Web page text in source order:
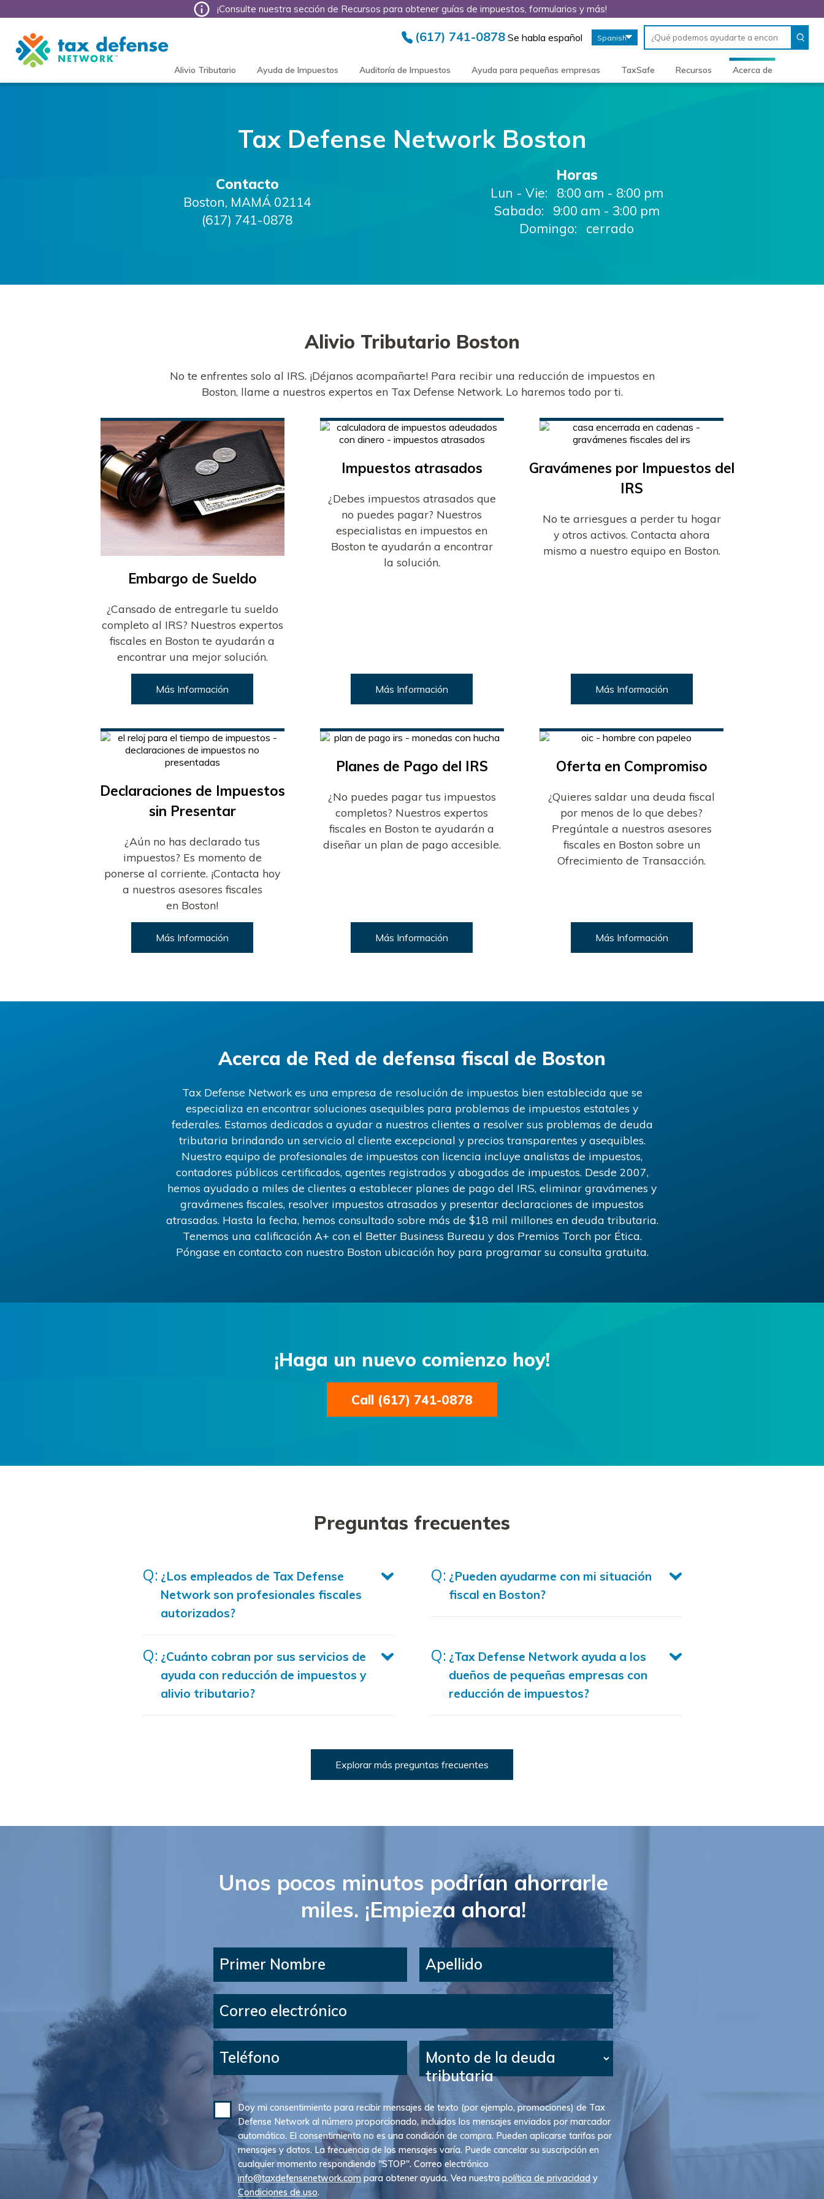
¡Consulte nuestra sección de Recursos para obtener guías de impuestos, formularios y más!
Tax
Defense
Network
Conduct
When
autocomplete
are
available,
enter
to
select.
Spanish
(617) 741-0878 Se habla español
Alivio Tributario Ayuda de Impuestos Auditoría de Impuestos Ayuda para pequeñas empresas TaxSafe Recursos Acerca de
Tax Defense Network Boston
Contacto
Boston, MAMÁ 02114
(617) 741-0878
Horas
Lun - Vie: 8:00 am - 8:00 pm
Sabado: 9:00 am - 3:00 pm
Domingo: cerrado
Alivio Tributario Boston
No te enfrentes solo al IRS. ¡Déjanos acompañarte! Para recibir una reducción de impuestos en
Boston, llame a nuestros expertos en Tax Defense Network. Lo haremos todo por ti.
Embargo de Sueldo
¿Cansado de entregarle tu sueldo
completo al IRS? Nuestros expertos
fiscales en Boston te ayudarán a
encontrar una mejor solución.
Más Información
Impuestos atrasados
¿Debes impuestos atrasados que
no puedes pagar? Nuestros
especialistas en impuestos en
Boston te ayudarán a encontrar
la solución.
Más Información
Gravámenes por Impuestos del
IRS
No te arriesgues a perder tu hogar
y otros activos. Contacta ahora
mismo a nuestro equipo en Boston.
Más Información
Declaraciones de Impuestos
sin Presentar
¿Aún no has declarado tus
impuestos? Es momento de
ponerse al corriente. ¡Contacta hoy
a nuestros asesores fiscales
en Boston!
Más Información
Planes de Pago del IRS
¿No puedes pagar tus impuestos
completos? Nuestros expertos
fiscales en Boston te ayudarán a
diseñar un plan de pago accesible.
Más Información
Oferta en Compromiso
¿Quieres saldar una deuda fiscal
por menos de lo que debes?
Pregúntale a nuestros asesores
fiscales en Boston sobre un
Ofrecimiento de Transacción.
Más Información
Acerca de Red de defensa fiscal de Boston
Tax Defense Network es una empresa de resolución de impuestos bien establecida que se
especializa en encontrar soluciones asequibles para problemas de impuestos estatales y
federales. Estamos dedicados a ayudar a nuestros clientes a resolver sus problemas de deuda
tributaria brindando un servicio al cliente excepcional y precios transparentes y asequibles.
Nuestro equipo de profesionales de impuestos con licencia incluye analistas de impuestos,
contadores públicos certificados, agentes registrados y abogados de impuestos. Desde 2007,
hemos ayudado a miles de clientes a establecer planes de pago del IRS, eliminar gravámenes y
gravámenes fiscales, resolver impuestos atrasados ​​y presentar declaraciones de impuestos
atrasadas. Hasta la fecha, hemos consultado sobre más de $18 mil millones en deuda tributaria.
Tenemos una calificación A+ con el Better Business Bureau y dos Premios Torch por Ética.
Póngase en contacto con nuestro Bostonubicación hoy para programar su consulta gratuita.
¡Haga un nuevo comienzo hoy!
Call (617) 741-0878
Preguntas frecuentes
¿Los empleados de Tax Defense
Network son profesionales fiscales
autorizados?
¿Pueden ayudarme con mi situación
fiscal en Boston?
¿Cuánto cobran por sus servicios de
ayuda con reducción de impuestos y
alivio tributario?
¿Tax Defense Network ayuda a los
dueños de pequeñas empresas con
reducción de impuestos?
Explorar más preguntas frecuentes
Unos pocos minutos podrían ahorrarle
miles. ¡Empieza ahora!
Primer Nombre Apellido
Correo electrónico
Teléfono
Monto de la deuda
tributaria
Doy mi consentimiento para recibir mensajes de texto (por ejemplo, promociones) de Tax
Defense Network al número proporcionado, incluidos los mensajes enviados por marcador
automático. El consentimiento no es una condición de compra. Pueden aplicarse tarifas por
mensajes y datos. La frecuencia de los mensajes varía. Puede cancelar su suscripción en
cualquier momento respondiendo "STOP". Correo electrónico
info@taxdefensenetwork.compara obtener ayuda. Vea nuestra política de privacidad y
Condiciones de uso.